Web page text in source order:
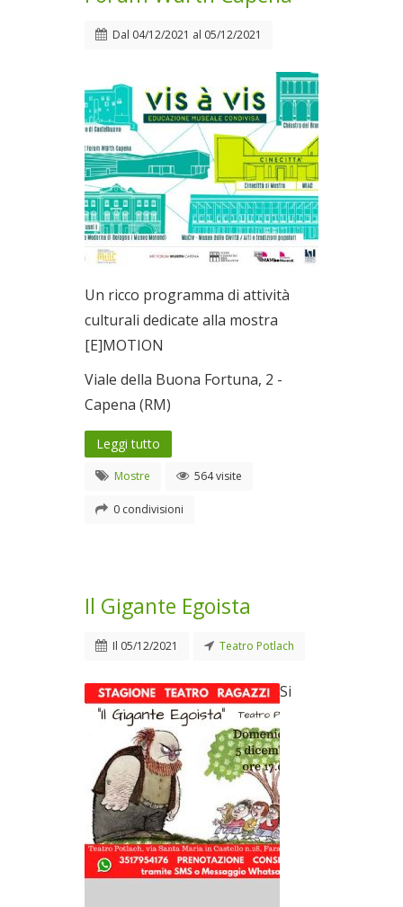
Dal 04/12/2021 al 05/12/2021
Un ricco programma di attività
culturali dedicate alla mostra
[E]MOTION
Viale della Buona Fortuna, 2 -
Capena (RM)
Leggi tutto
Mostre 564 visite
0 condivisioni
Il Gigante Egoista
Il 05/12/2021 Teatro Potlach
Si